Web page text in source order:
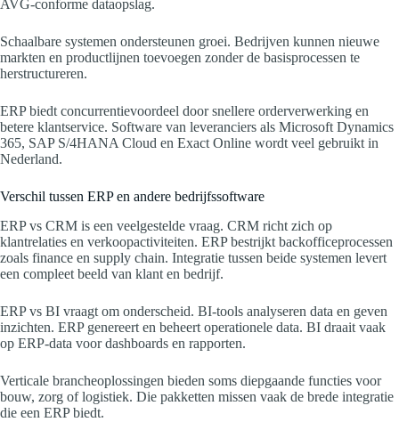
AVG-conforme dataopslag.
Schaalbare systemen ondersteunen groei. Bedrijven kunnen nieuwe
markten en productlijnen toevoegen zonder de basisprocessen te
herstructureren.
ERP biedt concurrentievoordeel door snellere orderverwerking en
betere klantservice. Software van leveranciers als Microsoft Dynamics
365, SAP S/4HANA Cloud en Exact Online wordt veel gebruikt in
Nederland.
Verschil tussen ERP en andere bedrijfssoftware
ERP vs CRM is een veelgestelde vraag. CRM richt zich op
klantrelaties en verkoopactiviteiten. ERP bestrijkt backofficeprocessen
zoals finance en supply chain. Integratie tussen beide systemen levert
een compleet beeld van klant en bedrijf.
ERP vs BI vraagt om onderscheid. BI-tools analyseren data en geven
inzichten. ERP genereert en beheert operationele data. BI draait vaak
op ERP-data voor dashboards en rapporten.
Verticale brancheoplossingen bieden soms diepgaande functies voor
bouw, zorg of logistiek. Die pakketten missen vaak de brede integratie
die een ERP biedt.